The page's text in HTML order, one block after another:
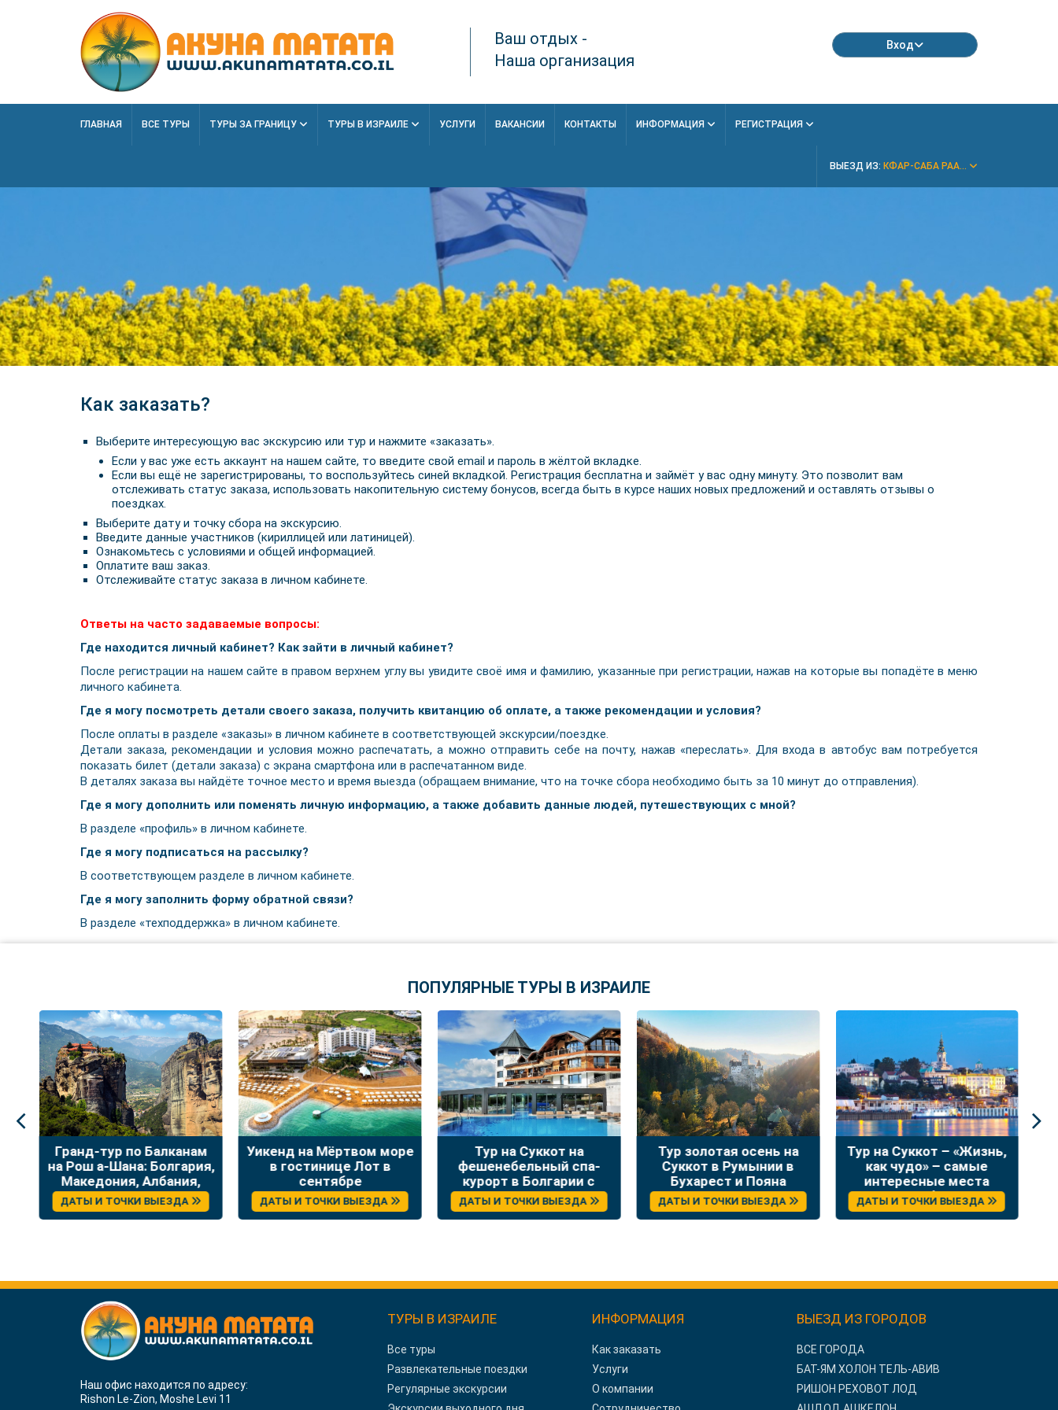
Ваш отдых -
Наша организация
Вход
ГЛАВНАЯ ВСЕ ТУРЫ ТУРЫ ЗА ГРАНИЦУ ТУРЫ В ИЗРАИЛЕ УСЛУГИ ВАКАНСИИ КОНТАКТЫ ИНФОРМАЦИЯ РЕГИСТРАЦИЯ
ВЫЕЗД ИЗ: КФАР-САБА РАА...
Как заказать?
Выберите интересующую вас экскурсию или тур и нажмите «заказать».
Если у вас уже есть аккаунт на нашем сайте, то введите свой email и пароль в жёлтой вкладке.
Если вы ещё не зарегистрированы, то воспользуйтесь синей вкладкой. Регистрация бесплатна и займёт у вас одну минуту. Это позволит вам
отслеживать статус заказа, использовать накопительную систему бонусов, всегда быть в курсе наших новых предложений и оставлять отзывы о
поездках.
Выберите дату и точку сбора на экскурсию.
Введите данные участников (кириллицей или латиницей).
Ознакомьтесь с условиями и общей информацией.
Оплатите ваш заказ.
Отслеживайте статус заказа в личном кабинете.
Ответы на часто задаваемые вопросы:
Где находится личный кабинет? Как зайти в личный кабинет?
После регистрации на нашем сайте в правом верхнем углу вы увидите своё имя и фамилию, указанные при регистрации, нажав на которые вы попадёте в меню
личного кабинета.
Где я могу посмотреть детали своего заказа, получить квитанцию об оплате, а также рекомендации и условия?
После оплаты в разделе «заказы» в личном кабинете в соответствующей экскурсии/поездке.
Детали заказа, рекомендации и условия можно распечатать, а можно отправить себе на почту, нажав «переслать». Для входа в автобус вам потребуется
показать билет (детали заказа) с экрана смартфона или в распечатанном виде.
В деталях заказа вы найдёте точное место и время выезда (обращаем внимание, что на точке сбора необходимо быть за 10 минут до отправления).
Где я могу дополнить или поменять личную информацию, а также добавить данные людей, путешествующих с мной?
В разделе «профиль» в личном кабинете.
Где я могу подписаться на рассылку?
В соответствующем разделе в личном кабинете.
Где я могу заполнить форму обратной связи?
В разделе «техподдержка» в личном кабинете.
ПОПУЛЯРНЫЕ ТУРЫ В ИЗРАИЛЕ
Гранд-тур по Балканам
на Рош а-Шана: Болгария,
Македония, Албания,
Греция
ДАТЫ И ТОЧКИ ВЫЕЗДА
Уикенд на Мёртвом море
в гостинице Лот в
сентябре
ДАТЫ И ТОЧКИ ВЫЕЗДА
Тур на Суккот на
фешенебельный спа-
курорт в Болгарии с
отдыхом и экскурсиями
ДАТЫ И ТОЧКИ ВЫЕЗДА
Тур золотая осень на
Суккот в Румынии в
Бухарест и Пояна
Брашов
ДАТЫ И ТОЧКИ ВЫЕЗДА
Тур на Суккот – «Жизнь,
как чудо» – самые
интересные места
Сербии
ДАТЫ И ТОЧКИ ВЫЕЗДА
Наш офис находится по адресу:
Rishon Le-Zion, Moshe Levi 11
ТУРЫ В ИЗРАИЛЕ
Все туры
Развлекательные поездки
Регулярные экскурсии
ИНФОРМАЦИЯ
Как заказать
Услуги
О компании
ВЫЕЗД ИЗ ГОРОДОВ
ВСЕ ГОРОДА
БАТ-ЯМ ХОЛОН ТЕЛЬ-АВИВ
РИШОН РЕХОВОТ ЛОД